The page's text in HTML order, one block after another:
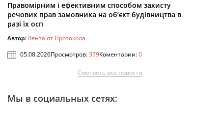
Правомірним і ефективним способом захисту
речових прав замовника на об’єкт будівництва в
разі їх осп
Автор:Лента от Протокола
05.08.2026Просмотров:379Коментарии:0
Смотреть все новости
Мы в социальных сетях: